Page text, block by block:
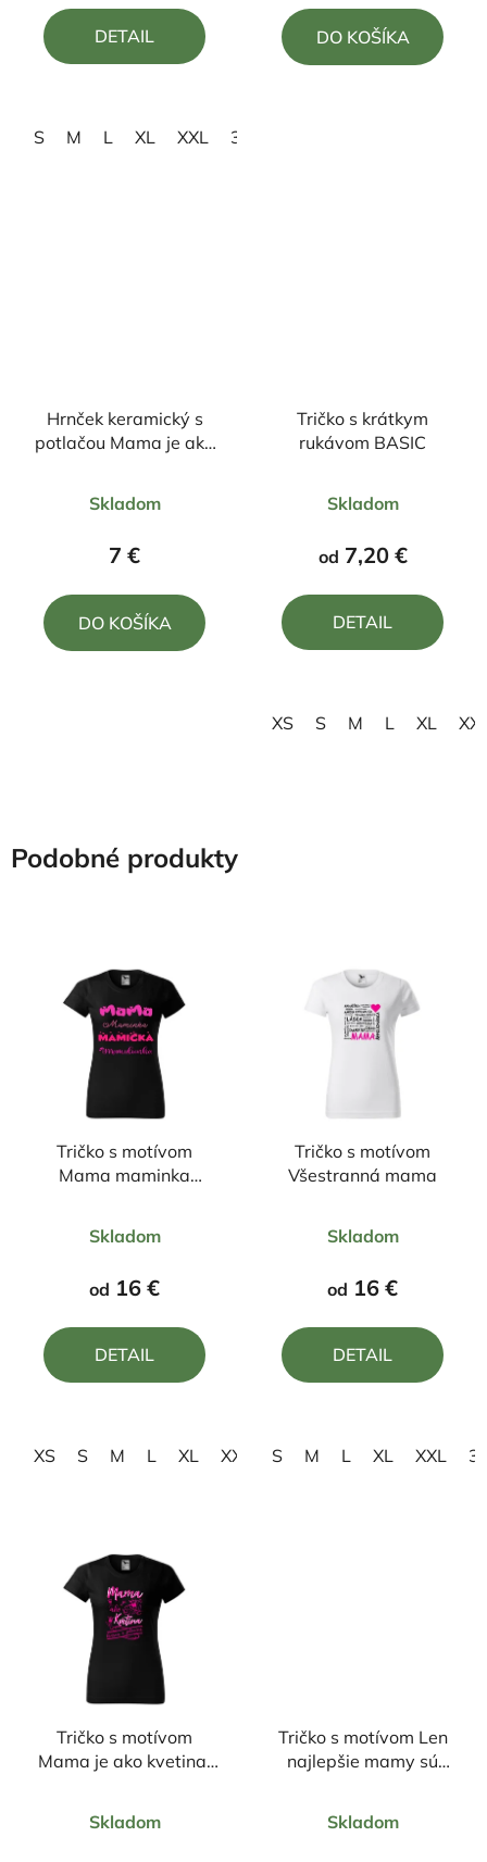
z
DETAIL
S M L XL XXL 3XL
z
DO KOŠÍKA
Hrnček keramický s
potlačou Mama je ako
hodnotenie
produktu
5,0
z
Skladom
7 €
DO KOŠÍKA
Tričko s krátkym
rukávom BASIC
hodnotenie
produktu
5,0
z
Skladom
od 7,20 €
DETAIL
XS S M L XL
Podobné produkty
Tričko s motívom
Mama maminka
hodnotenie
produktu
z
Skladom
od 16 €
DETAIL
XS S M L XL XXL 3XL
Tričko s motívom
Všestranná mama
hodnotenie
produktu
z
Skladom
od 16 €
DETAIL
S M L XL XXL
Tričko s motívom
Mama je ako kvetina,
hodnotenie
Skladom
Tričko s motívom Len
najlepšie mamy sú
hodnotenie
Skladom